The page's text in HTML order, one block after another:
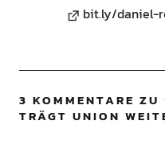
bit.ly/daniel-
3 KOMMENTARE ZU
TRÄGT UNION